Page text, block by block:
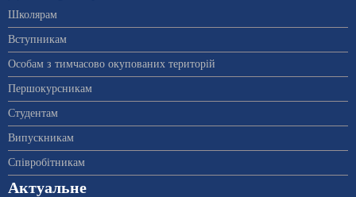
Школярам
Вступникам
Особам з тимчасово окупованих територій
Першокурсникам
Студентам
Випускникам
Співробітникам
Актуальне